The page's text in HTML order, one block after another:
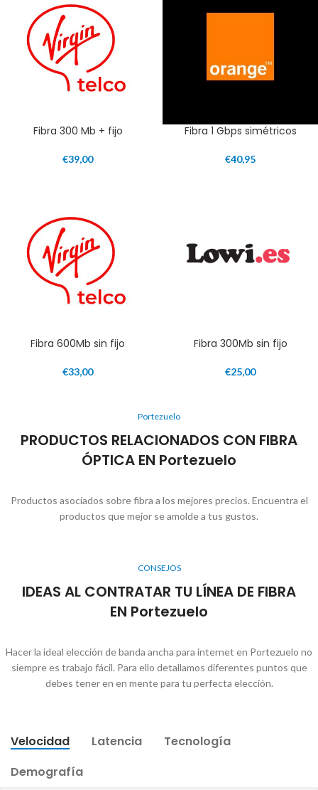
Fibra 300 Mb + fijo
€39,00
Fibra 1 Gbps simétricos
€40,95
Fibra 600Mb sin fijo
€33,00
Fibra 300Mb sin fijo
€25,00
Portezuelo
PRODUCTOS RELACIONADOS CON FIBRA
ÓPTICA EN Portezuelo
Productos asociados sobre fibra a los mejores precios. Encuentra el
productos que mejor se amolde a tus gustos.
CONSEJOS
IDEAS AL CONTRATAR TU LÍNEA DE FIBRA
EN Portezuelo
Hacer la ideal elección de banda ancha para internet en Portezuelo no
siempre es trabajo fácil. Para ello detallamos diferentes puntos que
debes tener en en mente para tu perfecta elección.
Velocidad Latencia
Tecnología
Demografía